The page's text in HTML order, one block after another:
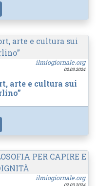
ilmiogiornale.org
02.03.2024
arte e cultura sui
ilmiogiornale.org
02.03.2024